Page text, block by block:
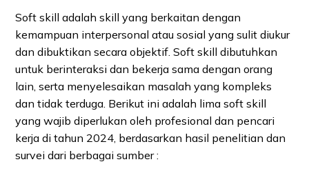
Soft skill adalah skill yang berkaitan dengan
kemampuan interpersonal atau sosial yang sulit diukur
dan dibuktikan secara objektif. Soft skill dibutuhkan
untuk berinteraksi dan bekerja sama dengan orang
lain, serta menyelesaikan masalah yang kompleks
dan tidak terduga. Berikut ini adalah lima soft skill
yang wajib diperlukan oleh profesional dan pencari
kerja di tahun 2024, berdasarkan hasil penelitian dan
survei dari berbagai sumber :